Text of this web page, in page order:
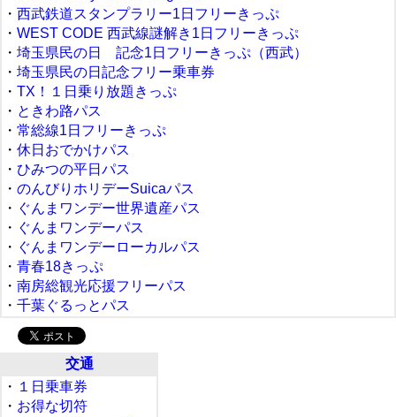
・ 西武鉄道スタンプラリー1日フリーきっぷ
・ WEST CODE 西武線謎解き1日フリーきっぷ
・ 埼玉県民の日 記念1日フリーきっぷ（西武）
・ 埼玉県民の日記念フリー乗車券
・ TX！１日乗り放題きっぷ
・ ときわ路パス
・ 常総線1日フリーきっぷ
・ 休日おでかけパス
・ ひみつの平日パス
・ のんびりホリデーSuicaパス
・ ぐんまワンデー世界遺産パス
・ ぐんまワンデーパス
・ ぐんまワンデーローカルパス
・ 青春18きっぷ
・ 南房総観光応援フリーパス
・ 千葉ぐるっとパス
交通
・ １日乗車券
・ お得な切符